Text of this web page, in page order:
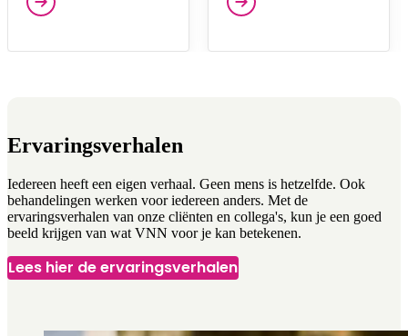
Ervaringsverhalen
Iedereen heeft een eigen verhaal. Geen mens is hetzelfde. Ook
behandelingen werken voor iedereen anders. Met de
ervaringsverhalen van onze cliënten en collega's, kun je een goed
beeld krijgen van wat VNN voor je kan betekenen.
Lees hier de ervaringsverhalen